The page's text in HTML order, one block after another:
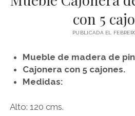
SILLAS
TOCADORES
con 5
PUBLICADA EL
Mueble de madera de
Cajonera con 5 cajones.
Medidas:
Alto: 120 cms.